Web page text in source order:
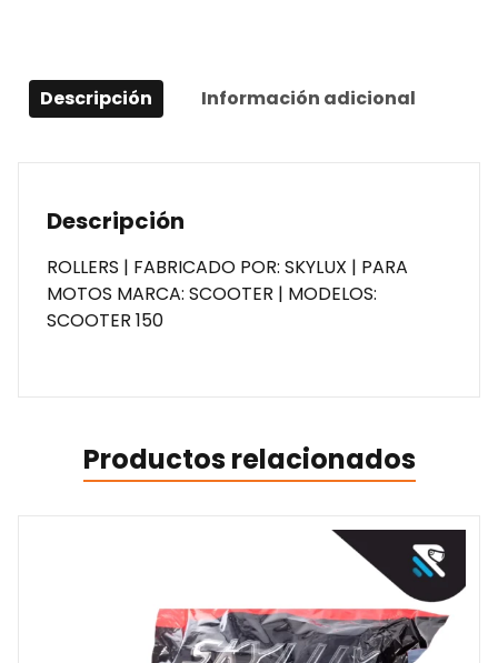
Descripción Información adicional
Descripción
ROLLERS | FABRICADO POR: SKYLUX | PARA
MOTOS MARCA: SCOOTER | MODELOS:
SCOOTER 150
Productos relacionados